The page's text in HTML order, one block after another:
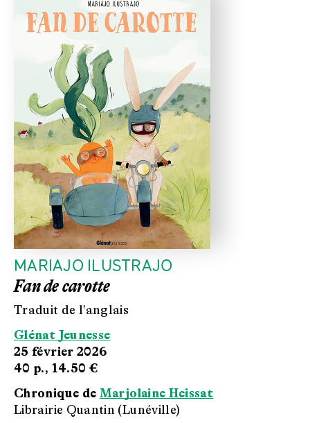
MARIAJO ILUSTRAJO
Fan de carotte
Traduit de l'anglais
Glénat Jeunesse
25 février 2026
40 p., 14.50 €
Chronique de Marjolaine Heissat
Librairie Quantin (Lunéville)